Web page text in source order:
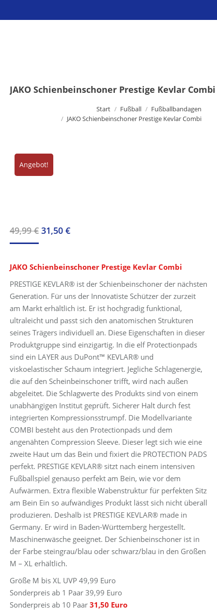
JAKO Schienbeinschoner Prestige Kevlar Combi
Start Fußball
Fußballbandagen
JAKO Schienbeinschoner Prestige Kevlar Combi
Angebot!
49,99€ Ursprünglicher
49,99 €
31,50 €Aktueller
31,50 €.
JAKO Schienbeinschoner Prestige Kevlar Combi
PRESTIGE KEVLAR® ist der Schienbeinschoner der nächsten
Generation. Für uns der Innovatiste Schützer der zurzeit
am Markt erhältlich ist. Er ist hochgradig funktional,
ultraleicht und passt sich den anatomischen Strukturen
seines Trägers individuell an. Diese Eigenschaften in dieser
Produktgruppe sind einzigartig. In die elf Protectionpads
sind ein LAYER aus DuPont™ KEVLAR® und
viskoelastischer Schaum integriert. Jegliche Schlagenergie,
die auf den Scheinbeinschoner trifft, wird nach außen
abgeleitet. Die Schlagwerte des Produkts sind von einem
unabhängigen Institut geprüft. Sicherer Halt durch fest
integrierten Kompressionsstrumpf. Die Modellvariante
COMBI besteht aus den Protectionpads und dem
angenähten Compression Sleeve. Dieser legt sich wie eine
zweite Haut um das Bein und fixiert die PROTECTION PADS
perfekt. PRESTIGE KEVLAR® sitzt nach einem intensiven
Fußballspiel genauso perfekt am Bein, wie vor dem
Aufwärmen. Extra flexible Wabenstruktur für perfekten Sitz
am Bein Ein so aufwändiges Produkt lässt sich nicht überall
produzieren. Deshalb ist PRESTIGE KEVLAR® made in
Germany. Er wird in Baden-Württemberg hergestellt.
Maschinenwäsche geeignet. Der Schienbeinschoner ist in
der Farbe steingrau/blau oder schwarz/blau in den Größen
M – XL erhältlich.
Größe M bis XL UVP 49,99 Euro
Sonderpreis ab 1 Paar 39,99 Euro
Sonderpreis ab 10 Paar 31,50 Euro